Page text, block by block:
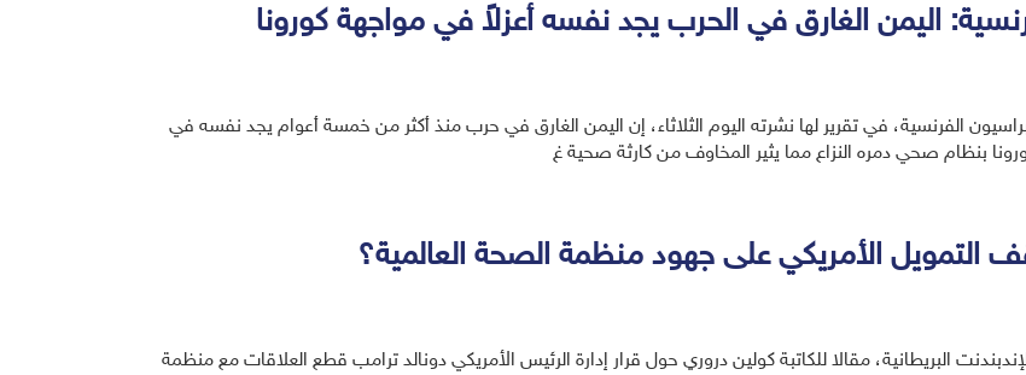
اليمن الغارق في الحرب يجد نفسه أعزلاً في مواجهة كورونا
الفرنسية، في تقرير لها نشرته اليوم الثلاثاء، إن اليمن الغارق في حرب منذ أكثر من خمسة أعوام يجد نفسه في
بنظام صحي دمره النزاع مما يثير المخاوف من كارثة صحية غ
التمويل الأمريكي على جهود منظمة الصحة العالمية؟
البريطانية، مقالا للكاتبة كولين دروري حول قرار إدارة الرئيس الأمريكي دونالد ترامب قطع العلاقات مع منظمة